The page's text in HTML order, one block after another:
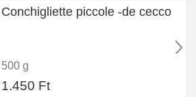
Conchigliette piccole -de cecco
500 g
1.450 Ft